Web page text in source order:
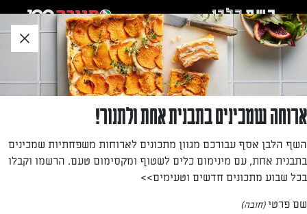
לאזור
תוכן
תחתון
יחיאל סמסון
—
ארוחה שמכינים בתבנית אחת ולתנור!
השף הלבן אסף עבורכם מגוון מתכונים לארוחות משפחתיות שמכינים
בתבנית אחת, עם מינימום כלים לשטוף ומקסימום טעם. הרשמו וקבלו
בכל שבוע מתכונים חדשים וטעימים>>
שם פרטי(חובה)